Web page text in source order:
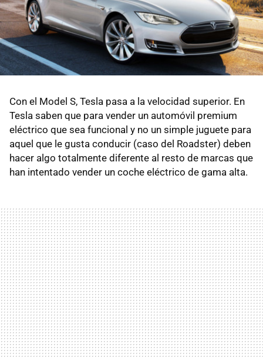
Con el Model S, Tesla pasa a la velocidad superior. En
Tesla saben que para vender un automóvil premium
eléctrico que sea funcional y no un simple juguete para
aquel que le gusta conducir (caso del Roadster) deben
hacer algo totalmente diferente al resto de marcas que
han intentado vender un coche eléctrico de gama alta.